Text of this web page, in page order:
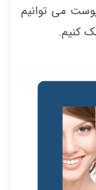
می توانیم
کنیم.